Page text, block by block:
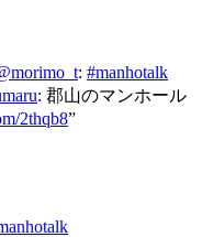
: #manhotalk
: 郡山のマンホール
2thqb8”